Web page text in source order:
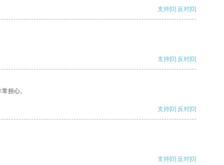
支持[0] 反对[0]
支持[0] 反对[0]
担心。
支持[0] 反对[0]
支持[0] 反对[0]